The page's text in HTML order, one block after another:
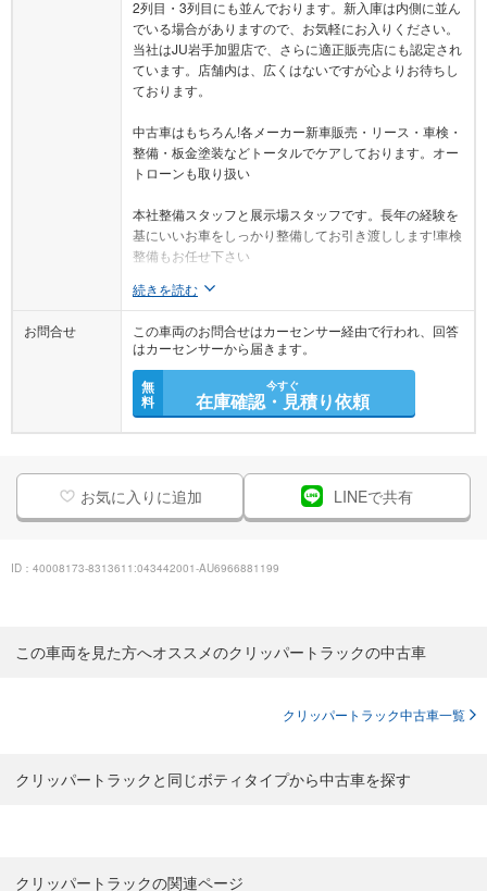
2列目・3列目にも並んでおります。新入庫は内側に並ん
でいる場合がありますので、お気軽にお入りください。
当社はJU岩手加盟店で、さらに適正販売店にも認定され
ています。店舗内は、広くはないですが心よりお待ちし
ております。
中古車はもちろん!各メーカー新車販売・リース・車検・
整備・板金塗装などトータルでケアしております。オー
トローンも取り扱い
本社整備スタッフと展示場スタッフです。長年の経験を
基にいいお車をしっかり整備してお引き渡しします!車検
整備もお任せ下さい
続きを読む
お問合せ
この車両のお問合せはカーセンサー経由で行われ、回答
はカーセンサーから届きます。
無
料
今すぐ
在庫確認・見積り依頼
お気に入りに追加 LINEで共有
ID：40008173-8313611:043442001-AU6966881199
この車両を見た方へオススメのクリッパートラックの中古車
クリッパートラック中古車一覧
クリッパートラックと同じボティタイプから中古車を探す
クリッパートラックの関連ページ